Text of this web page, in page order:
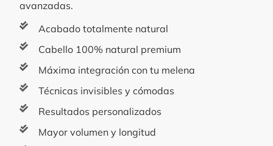
avanzadas.
Acabado totalmente natural
Cabello 100% natural premium
Máxima integración con tu melena
Técnicas invisibles y cómodas
Resultados personalizados
Mayor volumen y longitud